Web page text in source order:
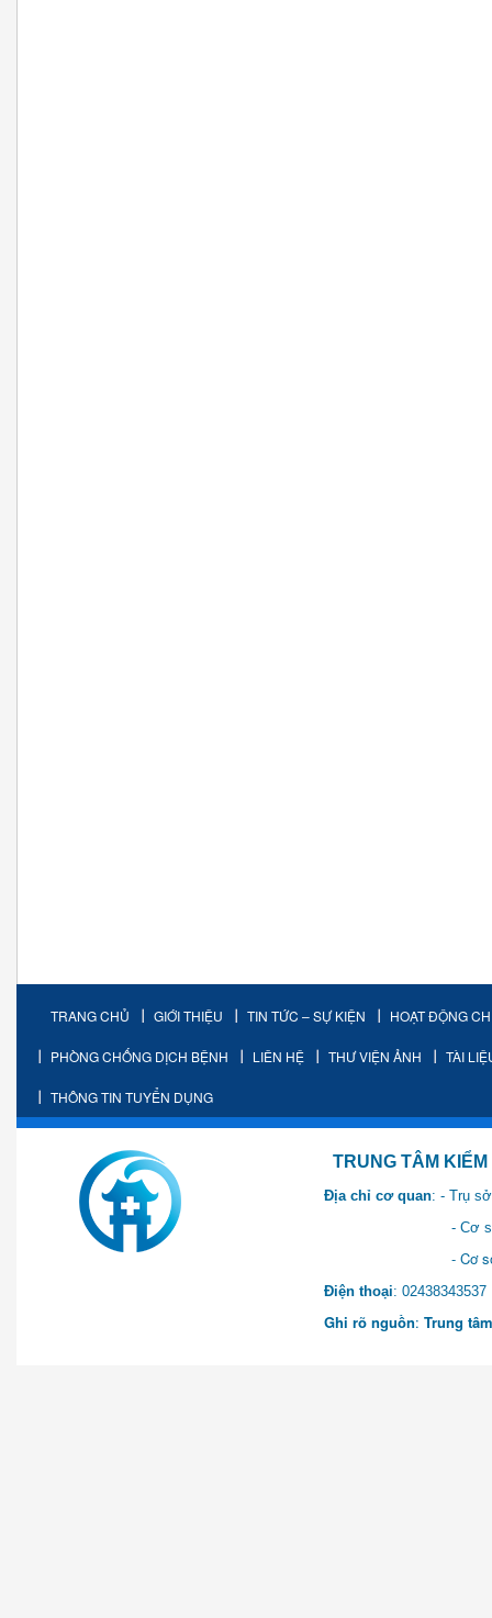
TRANG CHỦ GIỚI THIỆU TIN TỨC – SỰ KIỆN HOẠT ĐỘNG
PHÒNG CHỐNG DỊCH BỆNH LIÊN HỆ THƯ VIỆN ẢNH TÀI
THÔNG TIN TUYỂN DỤNG
TRUNG TÂM KIỂM SOÁT
Địa chỉ cơ quan: - Trụ
- Cơ sở 2: Khu Hành
- Cơ sở 3: Số 1 Ngõ 2
Điện thoại:
Ghi rõ nguồn: Trung